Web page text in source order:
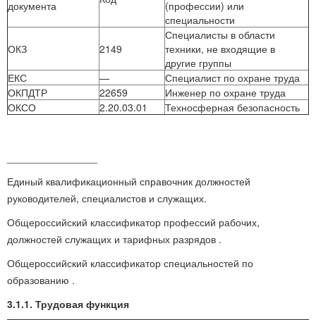
документа
(профессии) или
специальности
ОКЗ 2149
Специалисты в области
техники, не входящие в
другие группы
ЕКС
—
Специалист по охране труда
ОКПДТР
22659
Инженер по охране труда
ОКСО
2.20.03.01 Техносферная безопасность
Единый квалификационный справочник должностей
руководителей, специалистов и служащих.
Общероссийский классификатор профессий рабочих,
должностей служащих и тарифных разрядов .
Общероссийский классификатор специальностей по
образованию .
3.1.1. Трудовая функция